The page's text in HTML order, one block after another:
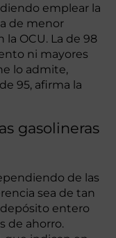
emplear la
de menor
la OCU. La de 98
ni mayores
lo admite,
95, afirma la
gasolineras
de las
sea de tan
entero
de ahorro.